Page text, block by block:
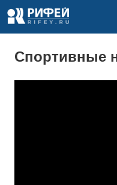
Спортивные